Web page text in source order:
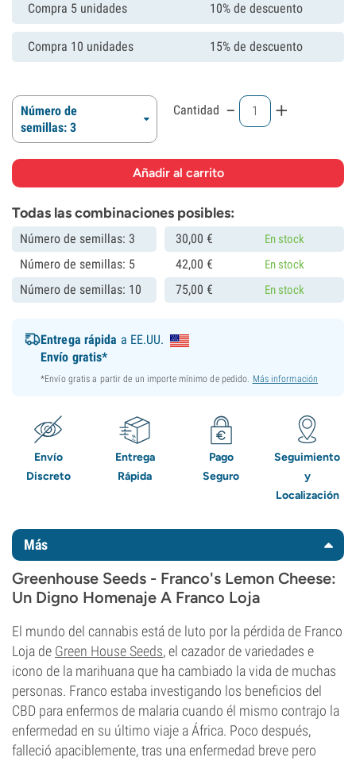
Compra 5 unidades 10% de descuento
Compra 10 unidades 15% de descuento
Número de
semillas: 3
Cantidad - +
Todas las combinaciones posibles:
Número de semillas: 3 30,00 € En stock
Número de semillas: 5 42,00 € En stock
Número de semillas: 10 75,00 € En stock
Entrega rápida a EE.UU.
Envío gratis*
*Envío gratis a partir de un importe mínimo de pedido. Más información
Envío
Discreto
Entrega
Rápida
Pago
Seguro
Seguimiento
y
Localización
Más
Greenhouse Seeds - Franco's Lemon Cheese:
Un Digno Homenaje A Franco Loja
El mundo del cannabis está de luto por la pérdida de Franco
Loja de Green House Seeds, el cazador de variedades e
icono de la marihuana que ha cambiado la vida de muchas
personas. Franco estaba investigando los beneficios del
CBD para enfermos de malaria cuando él mismo contrajo la
enfermedad en su último viaje a África. Poco después,
falleció apaciblemente, tras una enfermedad breve pero